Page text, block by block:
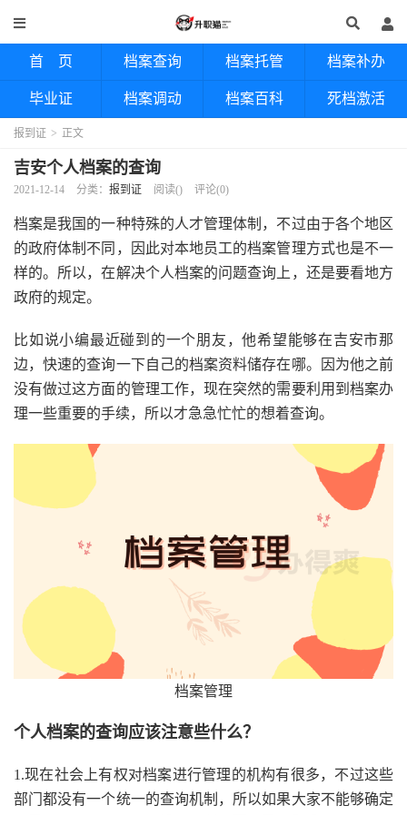
首 页 档案查询 档案托管 档案补办
毕业证 档案调动 档案百科 死档激活
报到证 > 正文
吉安个人档案的查询
2021-12-14 分类： 报到证 阅读() 评论(0)
档案是我国的一种特殊的人才管理体制，不过由于各个地区
的政府体制不同，因此对本地员工的档案管理方式也是不一
样的。所以，在解决个人档案的问题查询上，还是要看地方
政府的规定。
比如说小编最近碰到的一个朋友，他希望能够在吉安市那
边，快速的查询一下自己的档案资料储存在哪。因为他之前
没有做过这方面的管理工作，现在突然的需要利用到档案办
理一些重要的手续，所以才急急忙忙的想着查询。
档案管理
个人档案的查询应该注意些什么？
1.现在社会上有权对档案进行管理的机构有很多，不过这些
部门都没有一个统一的查询机制，所以如果大家不能够确定